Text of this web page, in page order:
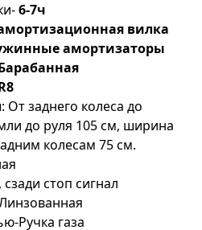
6-7ч
вилка
амортизаторы
заднего колеса до
до руля 105 см, ширина
колесам 75 см.
стоп сигнал
Ручка газа